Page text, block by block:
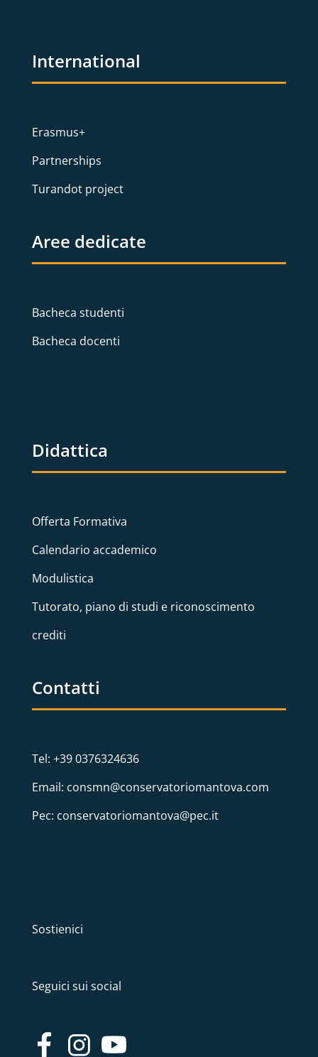
International
Erasmus+
Partnerships
Turandot project
Aree dedicate
Bacheca studenti
Bacheca docenti
Didattica
Offerta Formativa
Calendario accademico
Modulistica
Tutorato, piano di studi e riconoscimento
crediti
Contatti
Tel: +39 0376324636
Email: consmn@conservatoriomantova.com
Pec: conservatoriomantova@pec.it
Sostienici
Seguici sui social